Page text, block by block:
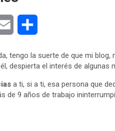
a
i
m
p
tengo la suerte de que mi
despierta el interés de algunas
a ti, si a ti, esa persona que
de 9 años de trabajo